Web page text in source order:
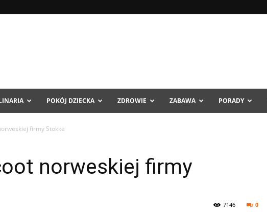
POKÓJ DZIECKA ZDROWIE ZABAWA PORADY
firmy Stokke
norweskiej firmy
0
7146